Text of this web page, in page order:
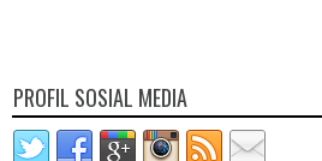
PROFIL SOSIAL MEDIA